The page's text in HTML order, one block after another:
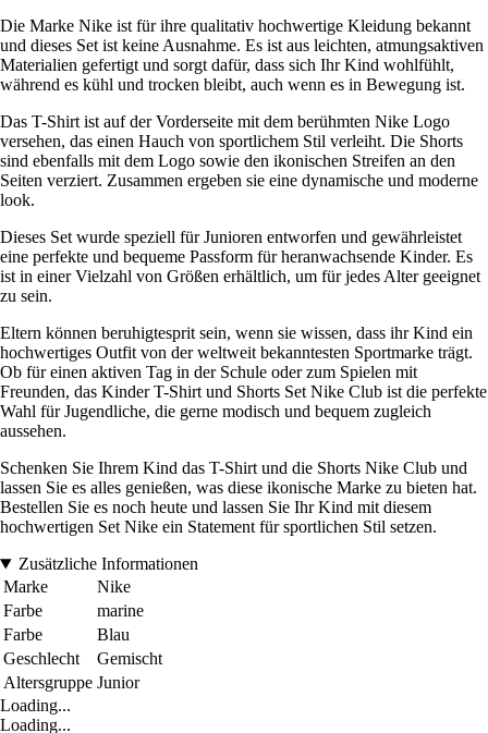
Die Marke Nike ist für ihre qualitativ hochwertige Kleidung bekannt
und dieses Set ist keine Ausnahme. Es ist aus leichten, atmungsaktiven
Materialien gefertigt und sorgt dafür, dass sich Ihr Kind wohlfühlt,
während es kühl und trocken bleibt, auch wenn es in Bewegung ist.
Das T-Shirt ist auf der Vorderseite mit dem berühmten Nike Logo
versehen, das einen Hauch von sportlichem Stil verleiht. Die Shorts
sind ebenfalls mit dem Logo sowie den ikonischen Streifen an den
Seiten verziert. Zusammen ergeben sie eine dynamische und moderne
look.
Dieses Set wurde speziell für Junioren entworfen und gewährleistet
eine perfekte und bequeme Passform für heranwachsende Kinder. Es
ist in einer Vielzahl von Größen erhältlich, um für jedes Alter geeignet
zu sein.
Eltern können beruhigtesprit sein, wenn sie wissen, dass ihr Kind ein
hochwertiges Outfit von der weltweit bekanntesten Sportmarke trägt.
Ob für einen aktiven Tag in der Schule oder zum Spielen mit
Freunden, das Kinder T-Shirt und Shorts Set Nike Club ist die perfekte
Wahl für Jugendliche, die gerne modisch und bequem zugleich
aussehen.
Schenken Sie Ihrem Kind das T-Shirt und die Shorts Nike Club und
lassen Sie es alles genießen, was diese ikonische Marke zu bieten hat.
Bestellen Sie es noch heute und lassen Sie Ihr Kind mit diesem
hochwertigen Set Nike ein Statement für sportlichen Stil setzen.
Zusätzliche Informationen
Marke
Nike
Farbe
marine
Farbe
Blau
Geschlecht
Gemischt
Altersgruppe Junior
Loading...
Loading...